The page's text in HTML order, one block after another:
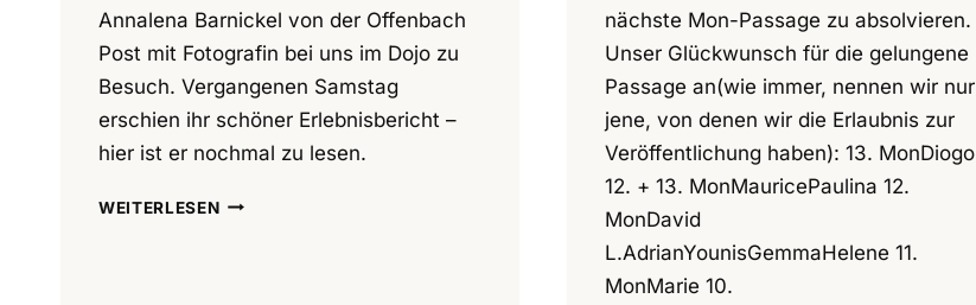
Annalena Barnickel von der Offenbach
Post mit Fotografin bei uns im Dojo zu
Besuch. Vergangenen Samstag
erschien ihr schöner Erlebnisbericht –
hier ist er nochmal zu lesen.
WEITERLESENOFFENBACH
nächste Mon-Passage zu absolvieren.
Unser Glückwunsch für die gelungene
Passage an(wie immer, nennen wir nur
jene, von denen wir die Erlaubnis zur
Veröffentlichung haben): 13. MonDiogo
12. + 13. MonMauricePaulina 12.
MonDavid
L.AdrianYounisGemmaHelene 11.
MonMarie 10.